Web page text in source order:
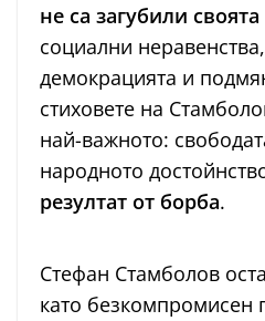
не са загубили
социални
демокрацията и
стиховете на
най-важното:
народното
резултат от борба.
Стефан Стамболов
като безкомпромисен